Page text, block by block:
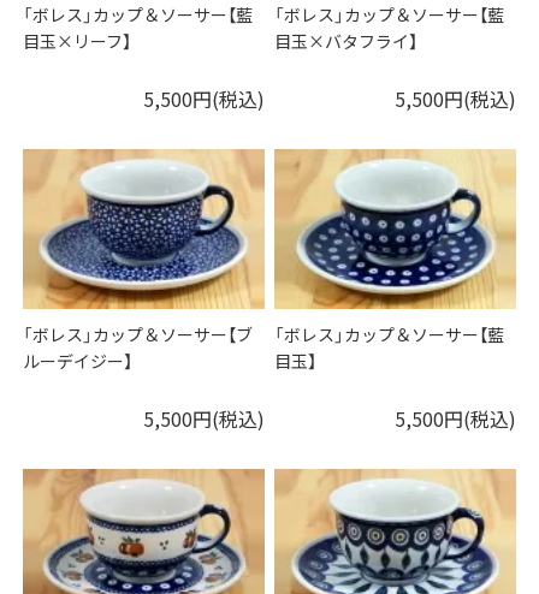
「ボレス」カップ＆ソーサー【藍
目玉×リーフ】
5,500円(税込)
「ボレス」カップ＆ソーサー【藍
目玉×バタフライ】
5,500円(税込)
「ボレス」カップ＆ソーサー【ブ
ルーデイジー】
5,500円(税込)
「ボレス」カップ＆ソーサー【藍
目玉】
5,500円(税込)